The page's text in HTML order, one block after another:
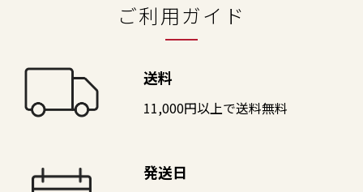
ご利用ガイド
送料
11,000円以上で送料無料
発送日